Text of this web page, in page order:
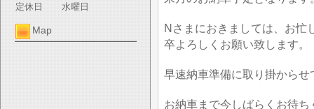
定休日
水曜日
Map
Nさまにおきましては、お忙
卒よろしくお願い致します。
早速納車準備に取り掛からせ
お納車まで今しばらくお待ち